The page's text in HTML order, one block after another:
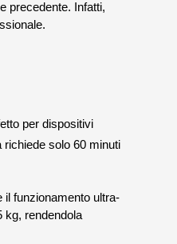
precedente. Infatti,
per dispositivi
solo 60 minuti
il funzionamento ultra-
kg, rendendola